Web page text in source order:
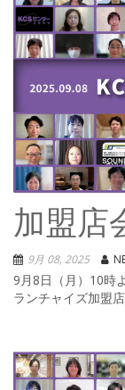
加盟店
9月 08, 2025
9月8日（月）10時
ランチャイズ加盟